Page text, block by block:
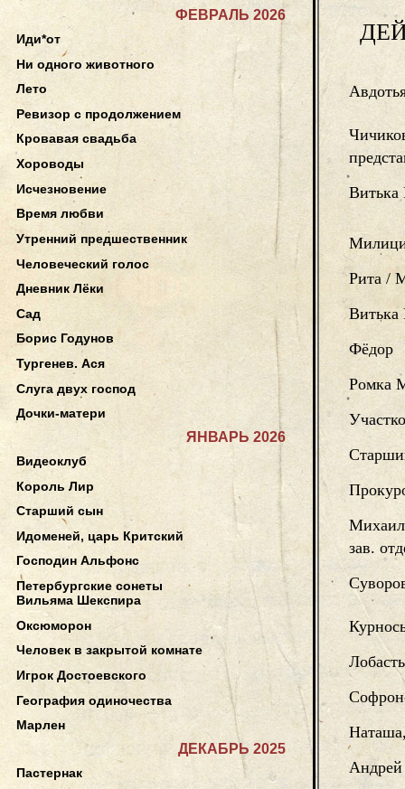
Витька
Рита /
Витька
Фёдор
Ромка
Михаил
зав.
Андрей
ФЕВРАЛЬ 2026
Иди*от
Ни одного животного
Лето
Ревизор с продолжением
Кровавая свадьба
Хороводы
Исчезновение
Время любви
Утренний предшественник
Человеческий голос
Дневник Лёки
Сад
Борис Годунов
Тургенев. Ася
Слуга двух господ
Дочки-матери
ЯНВАРЬ 2026
Видеоклуб
Король Лир
Старший сын
Идоменей, царь Критский
Господин Альфонс
Петербургские сонеты
Вильяма Шекспира
Оксюморон
Человек в закрытой комнате
Игрок Достоевского
География одиночества
Марлен
ДЕКАБРЬ 2025
Пастернак